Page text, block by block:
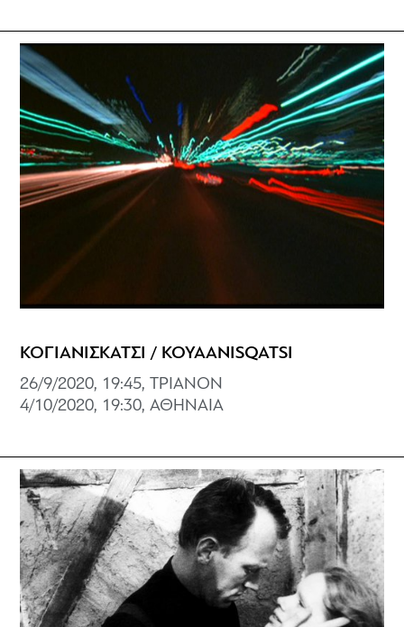
ΚΟΓΙΑΝΙΣΚΑΤΣΙ / KOYAANISQATSI
26/9/2020, 19:45, ΤΡΙΑΝΟΝ
4/10/2020, 19:30, ΑΘΗΝΑΙΑ